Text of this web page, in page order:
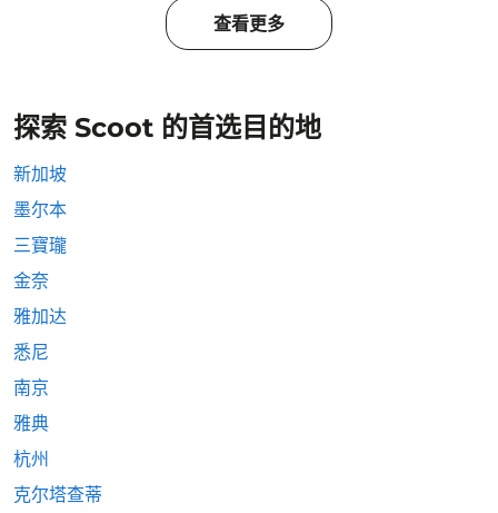
查看更多
探索 Scoot 的首选目的地
新加坡
墨尔本
三寶瓏
金奈
雅加达
悉尼
南京
雅典
杭州
克尔塔查蒂